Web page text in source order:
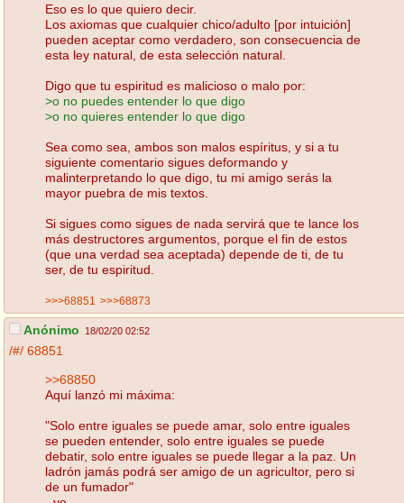
Eso es lo que quiero decir.
Los axiomas que cualquier chico/adulto [por intuición]
pueden aceptar como verdadero, son consecuencia de
esta ley natural, de esta selección natural.
Digo que tu espiritud es malicioso o malo por:
>o no puedes entender lo que digo
>o no quieres entender lo que digo
Sea como sea, ambos son malos espíritus, y si a tu
siguiente comentario sigues deformando y
malinterpretando lo que digo, tu mi amigo serás la
mayor puebra de mis textos.
Si sigues como sigues de nada servirá que te lance los
más destructores argumentos, porque el fin de estos
(que una verdad sea aceptada) depende de ti, de tu
ser, de tu espiritud.
>>>68851 >>>68873
Anónimo 18/02/20 02:52
/#/ 68851
>>68850
Aquí lanzó mi máxima:
"Solo entre iguales se puede amar, solo entre iguales
se pueden entender, solo entre iguales se puede
debatir, solo entre iguales se puede llegar a la paz. Un
ladrón jamás podrá ser amigo de un agricultor, pero si
de un fumador"